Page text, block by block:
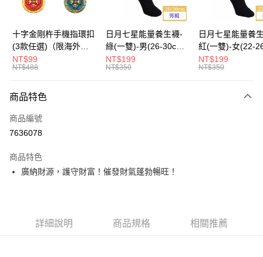
海外國際空運 查看運費
十字金剛杵手機指環扣
(3款任選)（限海外直
購）Ring Holder
NT$99
NT$488
日月七星能量養生襪-
綠(一雙)-男(26-30cm)-
船型（限海外直購）
Socks
NT$199
NT$350
日月七星能量養
紅(一雙)-女(22-
-船型 （限海外
Socks
NT$199
NT$350
商品特色
商品編號
7636078
商品特色
廣納財源，護守財富！催發財氣蓬勃暢旺！
詳細說明 商品規格 相關推薦